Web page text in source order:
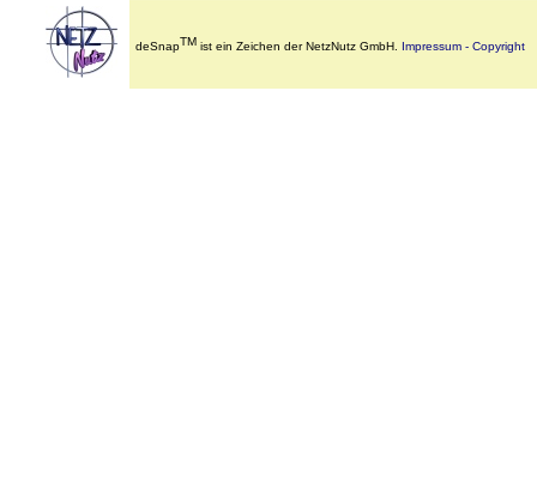
deSnapTM ist ein Zeichen der NetzNutz GmbH. Impressum - Copyright